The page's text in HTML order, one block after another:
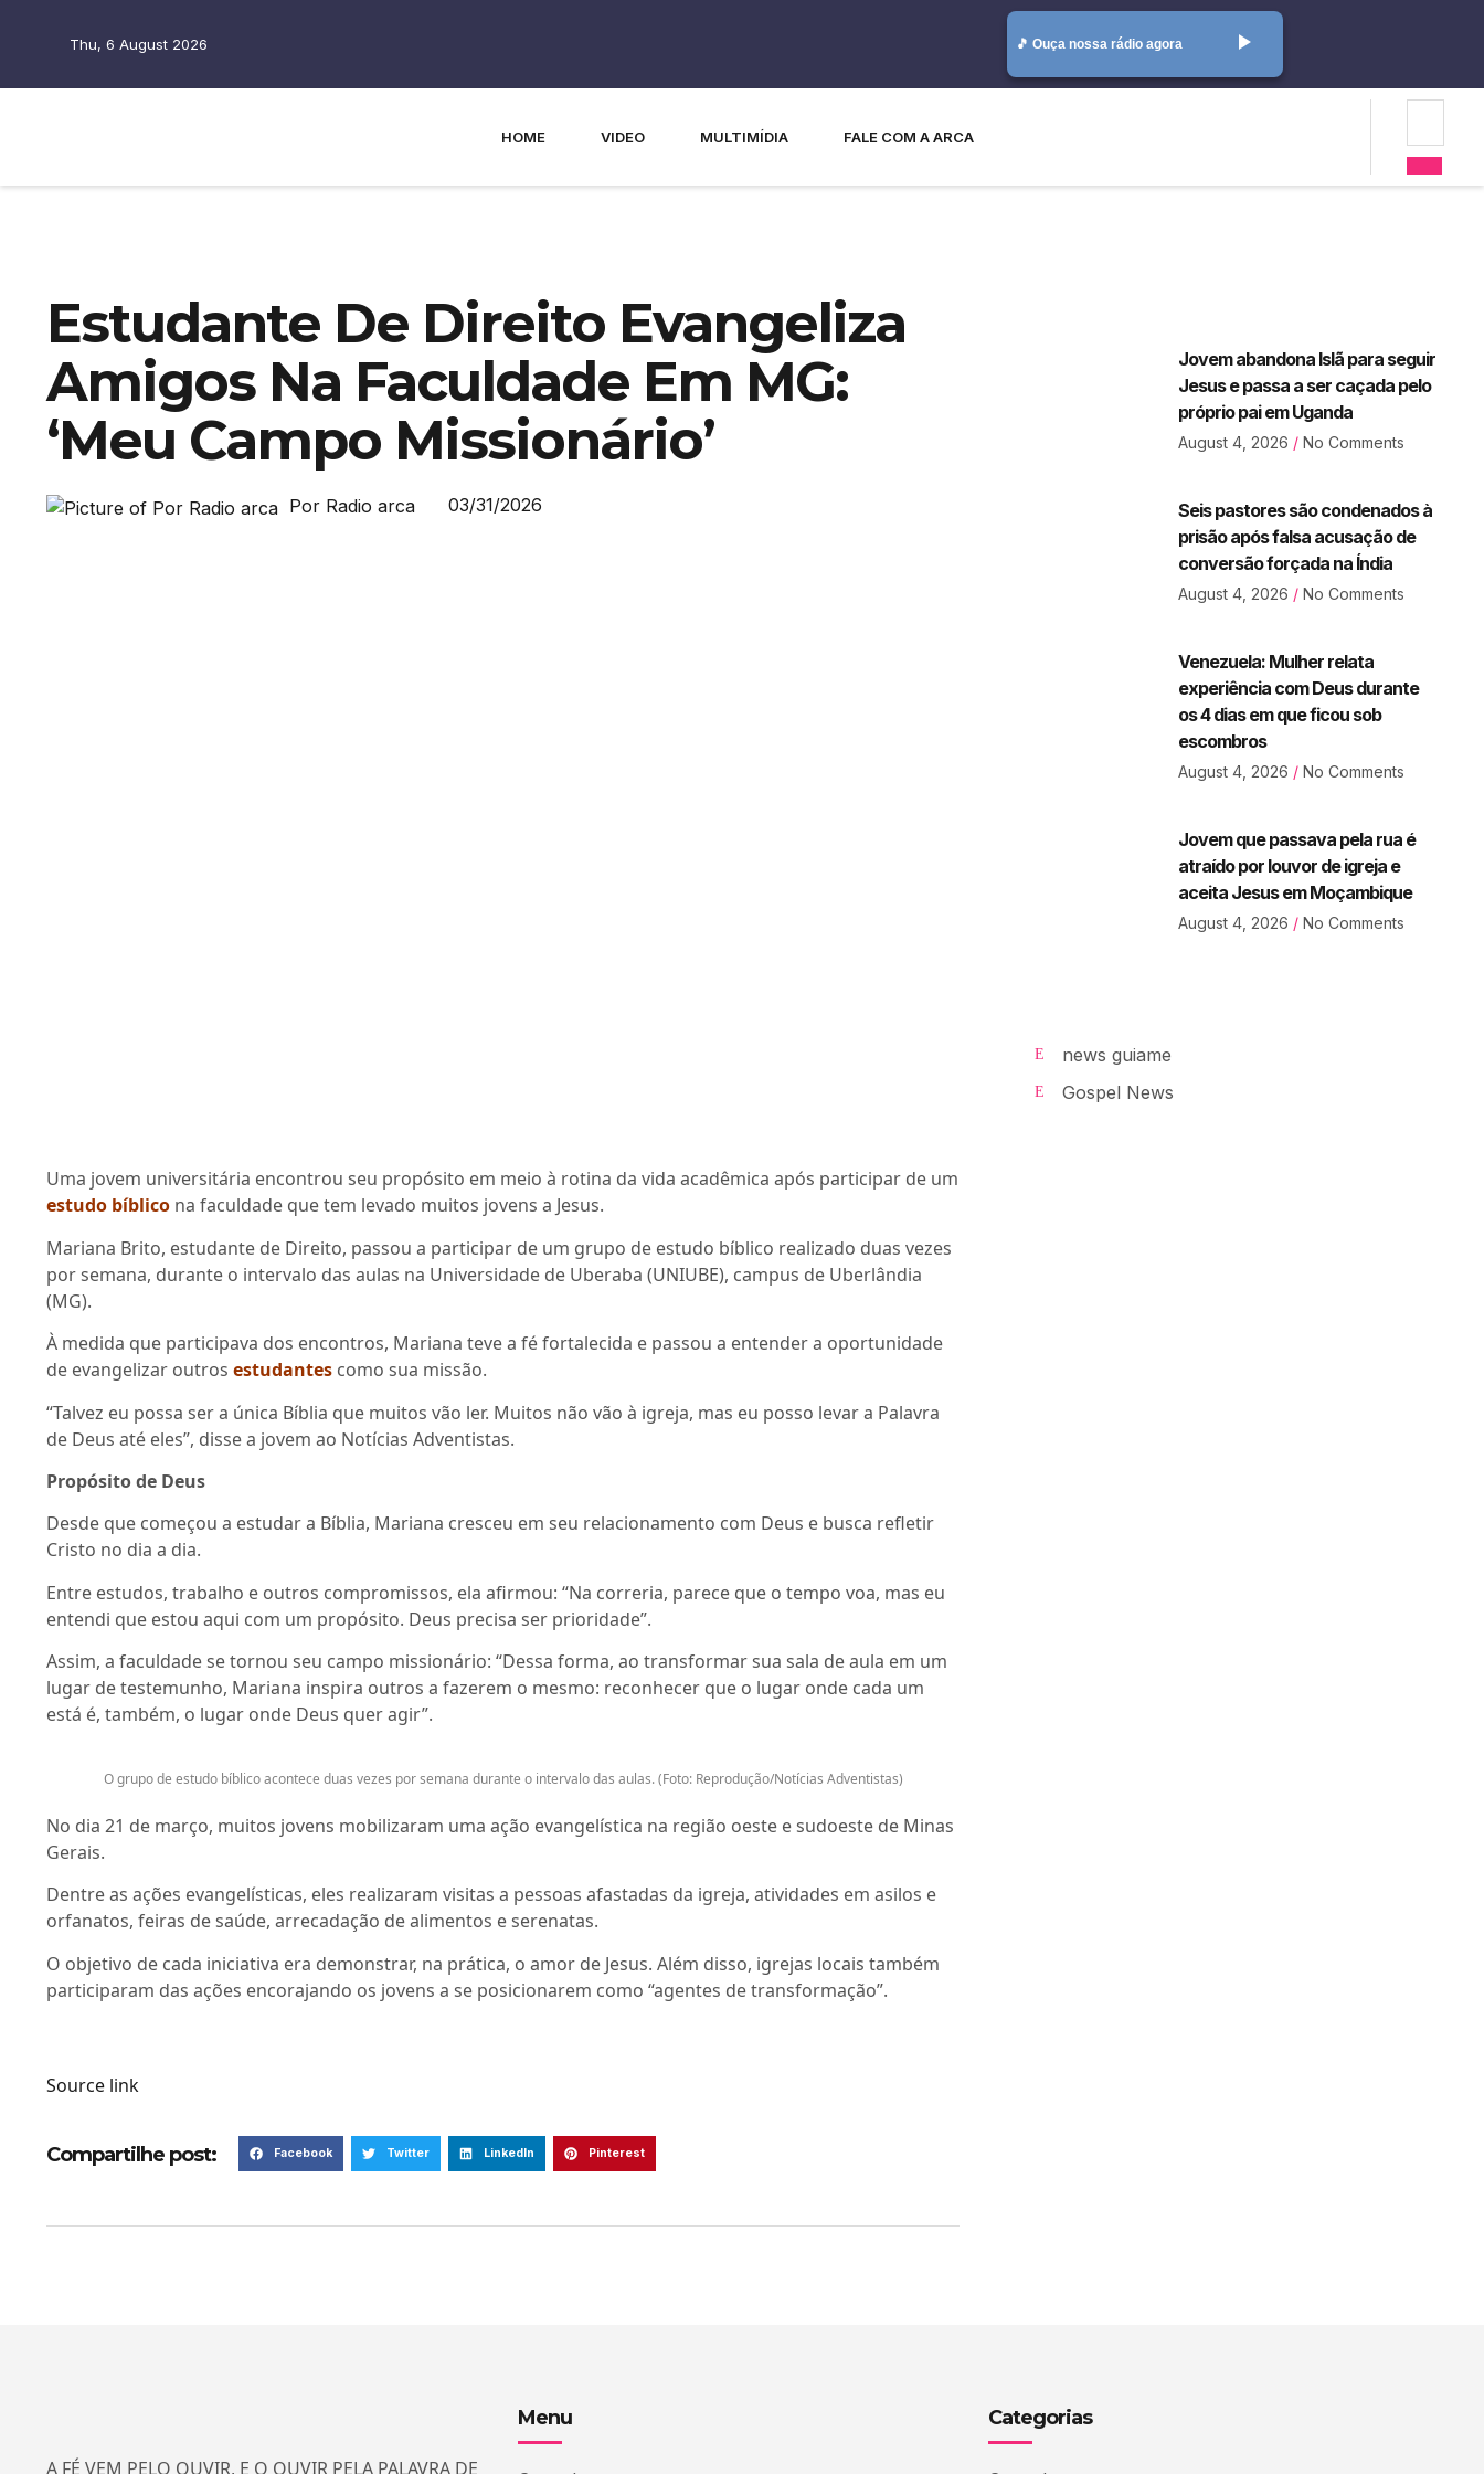
Thu, 6 August 2026 🎵 Ouça nossa rádio agora play_arrow
HOME VIDEO MULTIMÍDIA FALE COM A ARCA
Estudante De Direito Evangeliza
Amigos Na Faculdade Em MG:
‘Meu Campo Missionário’
Por Radio arca 03/31/2026
Uma jovem universitária encontrou seu propósito em meio à rotina da vida acadêmica após participar de um
estudo bíblico na faculdade que tem levado muitos jovens a Jesus.
Mariana Brito, estudante de Direito, passou a participar de um grupo de estudo bíblico realizado duas vezes
por semana, durante o intervalo das aulas na Universidade de Uberaba (UNIUBE), campus de Uberlândia
(MG).
À medida que participava dos encontros, Mariana teve a fé fortalecida e passou a entender a oportunidade
de evangelizar outros estudantes como sua missão.
“Talvez eu possa ser a única Bíblia que muitos vão ler. Muitos não vão à igreja, mas eu posso levar a Palavra
de Deus até eles”, disse a jovem ao Notícias Adventistas.
Propósito de Deus
Desde que começou a estudar a Bíblia, Mariana cresceu em seu relacionamento com Deus e busca refletir
Cristo no dia a dia.
Entre estudos, trabalho e outros compromissos, ela afirmou: “Na correria, parece que o tempo voa, mas eu
entendi que estou aqui com um propósito. Deus precisa ser prioridade”.
Assim, a faculdade se tornou seu campo missionário: “Dessa forma, ao transformar sua sala de aula em um
lugar de testemunho, Mariana inspira outros a fazerem o mesmo: reconhecer que o lugar onde cada um
está é, também, o lugar onde Deus quer agir”.
O grupo de estudo bíblico acontece duas vezes por semana durante o intervalo das aulas. (Foto: Reprodução/Notícias Adventistas)
No dia 21 de março, muitos jovens mobilizaram uma ação evangelística na região oeste e sudoeste de Minas
Gerais.
Dentre as ações evangelísticas, eles realizaram visitas a pessoas afastadas da igreja, atividades em asilos e
orfanatos, feiras de saúde, arrecadação de alimentos e serenatas.
O objetivo de cada iniciativa era demonstrar, na prática, o amor de Jesus. Além disso, igrejas locais também
participaram das ações encorajando os jovens a se posicionarem como “agentes de transformação”.
Source link
Compartilhe post: Facebook Twitter LinkedIn Pinterest
Jovem abandona Islã para seguir
Jesus e passa a ser caçada pelo
próprio pai em Uganda
August 4, 2026 No Comments
Seis pastores são condenados à
prisão após falsa acusação de
conversão forçada na Índia
August 4, 2026 No Comments
Venezuela: Mulher relata
experiência com Deus durante
os 4 dias em que ficou sob
escombros
August 4, 2026 No Comments
Jovem que passava pela rua é
atraído por louvor de igreja e
aceita Jesus em Moçambique
August 4, 2026 No Comments
news guiame
Gospel News
A FÉ VEM PELO OUVIR, E O OUVIR PELA PALAVRA DE
Menu Categorias